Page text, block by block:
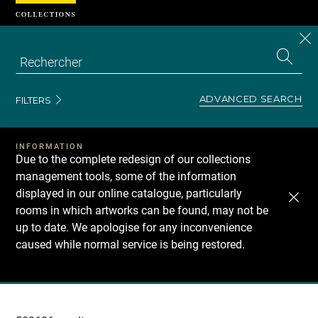
FILTERS ADVANCED SEARCH
INFORMATION
Due to the complete redesign of our collections
management tools, some of the information
displayed in our online catalogue, particularly
rooms in which artworks can be found, may not be
up to date. We apologise for any inconvenience
caused while normal service is being restored.
Recherche
Cookies management panel